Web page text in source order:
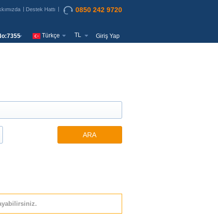
Destek Hattı 0850 242 9720
Türkçe TL Giriş Yap
ARA